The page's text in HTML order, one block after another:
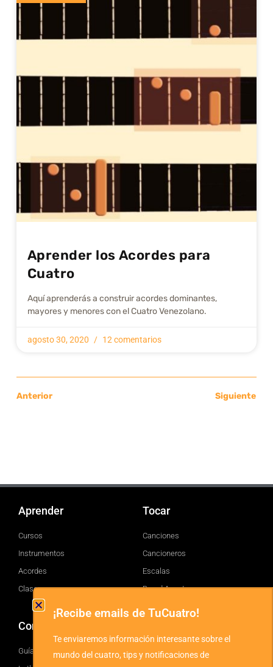
Aprender los Acordes para
Cuatro
Aquí aprenderás a construir acordes dominantes,
mayores y menores con el Cuatro Venezolano.
agosto 30, 2020 12 comentarios
Anterior Siguiente
Aprender
Cursos
Instrumentos
Acordes
Clases
Tocar
Canciones
Cancioneros
Escalas
Brand Assets
Comprar
Guía
Facebook
¡Recibe emails de TuCuatro!
Te enviaremos información interesante sobre el
mundo del cuatro, tips y notificaciones de